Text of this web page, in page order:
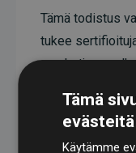
Tämä todistus
tukee
arvoketjunsa
joka
verkkosivuston
Tämä
evästeitä
Käytämme